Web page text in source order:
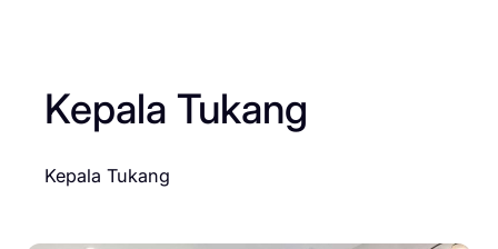
Kepala Tukang
Kepala Tukang